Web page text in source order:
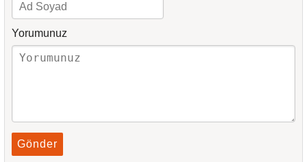
Yorumunuz
Gönder